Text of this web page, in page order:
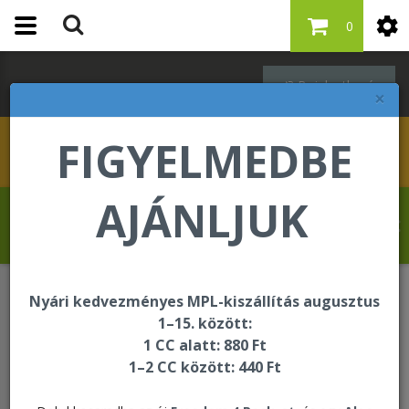
×
FIGYELMEDBE
AJÁNLJUK
Nyári kedvezményes MPL-kiszállítás augusztus
1–15. között:
1 CC alatt: 880 Ft
1–2 CC között: 440 Ft
Bejelentkezés
0
Fisker Lili üdvözli Önt a Forever Living
internetes áruházában!
Céginformáció
Céginformáció